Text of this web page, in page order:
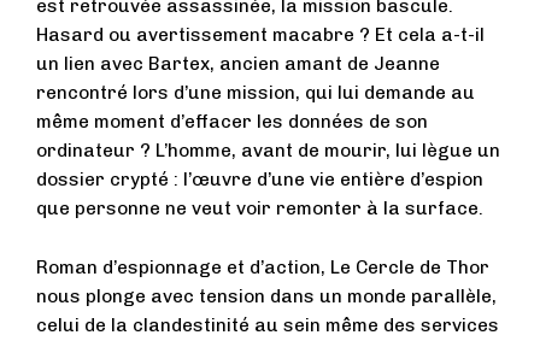
est retrouvée assassinée, la mission bascule.
Hasard ou avertissement macabre ? Et cela a-t-il
un lien avec Bartex, ancien amant de Jeanne
rencontré lors d’une mission, qui lui demande au
même moment d’effacer les données de son
ordinateur ? L’homme, avant de mourir, lui lègue un
dossier crypté : l’œuvre d’une vie entière d’espion
que personne ne veut voir remonter à la surface.
Roman d’espionnage et d’action, Le Cercle de Thor
nous plonge avec tension dans un monde parallèle,
celui de la clandestinité au sein même des services